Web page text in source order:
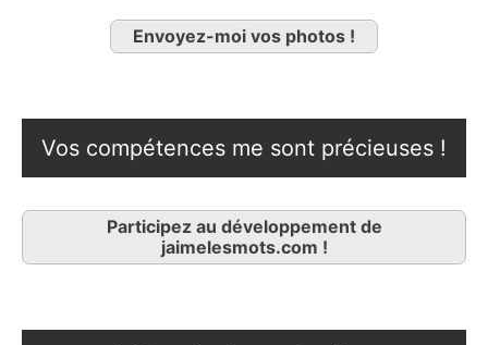
Envoyez-moi vos photos !
Vos compétences me sont précieuses !
Participez au développement de
jaimelesmots.com !